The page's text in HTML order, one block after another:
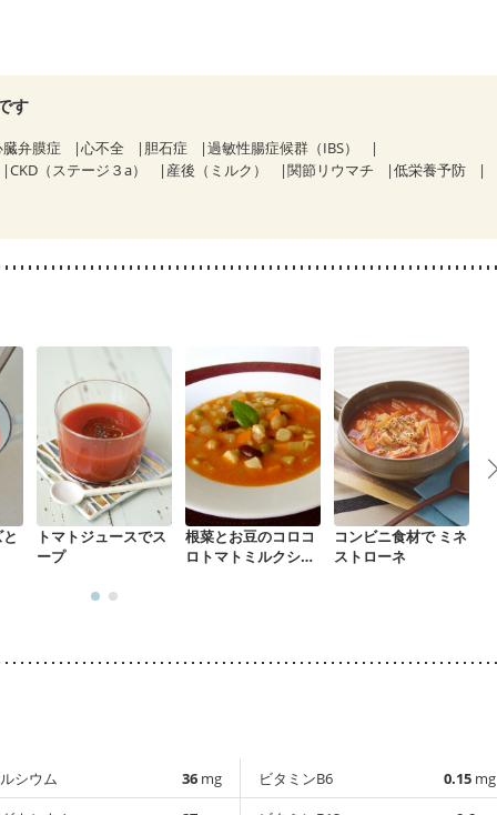
す
弁膜症 心不全 胆石症
過敏性腸症候群（IBS）
CKD（ステージ３a） 産後（ミルク） 関節リウマチ
低栄養予防
トマトジュースでス
ープ
根菜とお豆のコロコ
ロトマトミルクシチ
コンビニ食材で ミネ
ストローネ
シウム 36 mg
ビタミンB6 0.15 mg